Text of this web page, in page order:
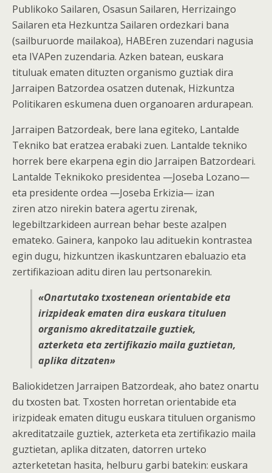
Publikoko Sailaren, Osasun Sailaren, Herrizaingo
Sailaren eta Hezkuntza Sailaren ordezkari bana
(sailburuorde mailakoa), HABEren zuzendari nagusia
eta IVAPen zuzendaria. Azken batean, euskara
tituluak ematen dituzten organismo guztiak dira
Jarraipen Batzordea osatzen dutenak, Hizkuntza
Politikaren eskumena duen organoaren ardurapean.
Jarraipen Batzordeak, bere lana egiteko, Lantalde
Tekniko bat eratzea erabaki zuen. Lantalde tekniko
horrek bere ekarpena egin dio Jarraipen Batzordeari.
Lantalde Teknikoko presidentea —Joseba Lozano—
eta presidente ordea —Joseba Erkizia— izan
ziren atzo nirekin batera agertu zirenak,
legebiltzarkideen aurrean behar beste azalpen
emateko. Gainera, kanpoko lau adituekin kontrastea
egin dugu, hizkuntzen ikaskuntzaren ebaluazio eta
zertifikazioan aditu diren lau pertsonarekin.
«Onartutako txostenean orientabide eta
irizpideak ematen dira euskara tituluen
organismo akreditatzaile guztiek,
azterketa eta zertifikazio maila guztietan,
aplika ditzaten»
Baliokidetzen Jarraipen Batzordeak, aho batez onartu
du txosten bat. Txosten horretan orientabide eta
irizpideak ematen ditugu euskara tituluen organismo
akreditatzaile guztiek, azterketa eta zertifikazio maila
guztietan, aplika ditzaten, datorren urteko
azterketetan hasita, helburu garbi batekin: euskara